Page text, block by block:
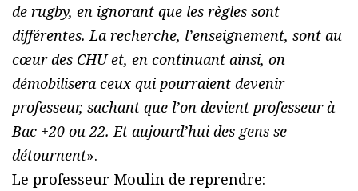
de rugby, en ignorant que les règles sont
différentes. La recherche, l’enseignement, sont au
cœur des CHU et, en continuant ainsi, on
démobilisera ceux qui pourraient devenir
professeur, sachant que l’on devient professeur à
Bac +20 ou 22. Et aujourd’hui des gens se
détournent».
Le professeur Moulin de reprendre: